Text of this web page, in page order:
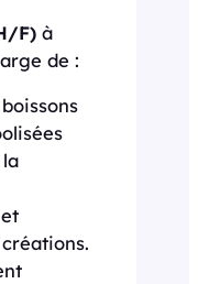
F) à
de :